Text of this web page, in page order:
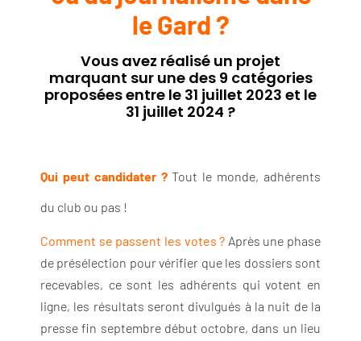
le Gard ?
Vous avez réalisé un projet
marquant sur une des 9 catégories
proposées entre le 31 juillet 2023 et le
31 juillet 2024 ?
Qui peut candidater ?Tout le monde, adhérents
du club ou pas !
Comment se passent les votes ? Après une phase
de présélection pour vérifier que les dossiers sont
recevables, ce sont les adhérents qui votent en
ligne, les résultats seront divulgués à la nuit de la
presse fin septembre début octobre, dans un lieu